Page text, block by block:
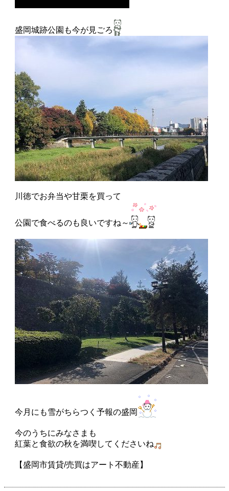
盛岡城跡公園も今が見ごろ
川徳でお弁当や甘栗を買って
公園で食べるのも良いですね～
今月にも雪がちらつく予報の盛岡
今のうちにみなさまも
紅葉と食欲の秋を満喫してくださいね
【盛岡市賃貸/売買はアート不動産】